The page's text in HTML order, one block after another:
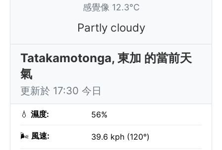
感覺像 12.3°C
Partly cloudy
Tatakamotonga, 東加 的當前天
氣
更新於 17:30 今日
💧 濕度: 56%
🌬️ 風速: 39.6 kph (120°)